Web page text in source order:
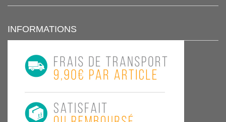
INFORMATIONS